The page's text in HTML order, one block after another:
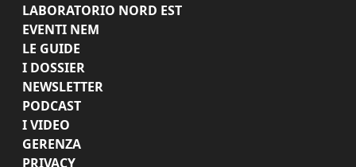
LABORATORIO NORD EST
EVENTI NEM
LE GUIDE
I DOSSIER
NEWSLETTER
PODCAST
I VIDEO
GERENZA
PRIVACY